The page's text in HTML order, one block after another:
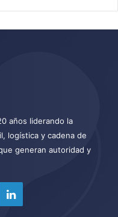
años liderando la
logística y cadena de
generan autoridad y
LinkedIn